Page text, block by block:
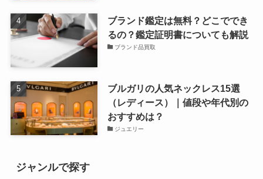
ブランド鑑定は無料？どこででき
るの？鑑定証明書についても解説
ブランド品買取
ブルガリの人気ネックレス15選
（レディース）｜値段や年代別の
おすすめは？
ジュエリー
ジャンルで探す